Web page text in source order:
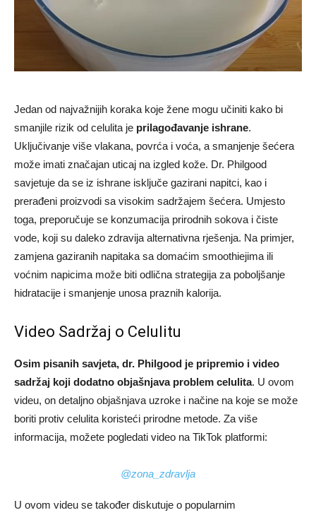
Jedan od najvažnijih koraka koje žene mogu učiniti kako bi
smanjile rizik od celulita je prilagođavanje ishrane.
Uključivanje više vlakana, povrća i voća, a smanjenje šećera
može imati značajan uticaj na izgled kože. Dr. Philgood
savjetuje da se iz ishrane isključe gazirani napitci, kao i
prerađeni proizvodi sa visokim sadržajem šećera. Umjesto
toga, preporučuje se konzumacija prirodnih sokova i čiste
vode, koji su daleko zdravija alternativna rješenja. Na primjer,
zamjena gaziranih napitaka sa domaćim smoothiejima ili
voćnim napicima može biti odlična strategija za poboljšanje
hidratacije i smanjenje unosa praznih kalorija.
Video Sadržaj o Celulitu
Osim pisanih savjeta, dr. Philgood je pripremio i video
sadržaj koji dodatno objašnjava problem celulita. U ovom
videu, on detaljno objašnjava uzroke i načine na koje se može
boriti protiv celulita koristeći prirodne metode. Za više
informacija, možete pogledati video na TikTok platformi:
@zona_zdravlja
U ovom videu se također diskutuje o popularnim